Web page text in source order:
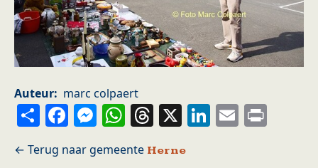
Auteur marc colpaert
ShareFacebook
Messenger
WhatsApp
Threads
X LinkedIn
Email
Herne